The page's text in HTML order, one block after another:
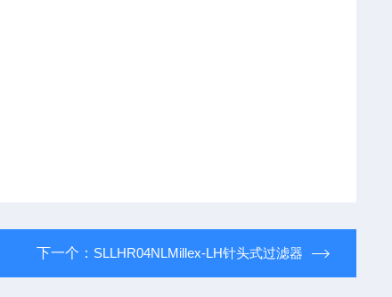
下一个： SLLHR04NLMillex-LH针头式过滤器